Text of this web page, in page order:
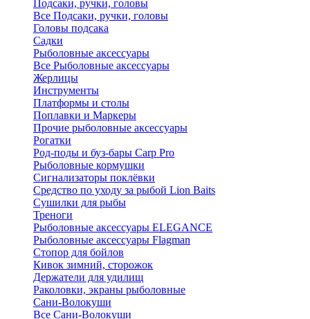
Подсаки, ручки, головы
Все Подсаки, ручки, головы
Головы подсака
Садки
Рыболовные аксессуары
Все Рыболовные аксессуары
Жерлицы
Инструменты
Платформы и столы
Поплавки и Маркеры
Прочие рыболовные аксессуары
Рогатки
Род-поды и буз-бары Carp Pro
Рыболовные кормушки
Сигнализаторы поклёвки
Средство по уходу за рыбой Lion Baits
Сушилки для рыбы
Треноги
Рыболовные аксессуары ELEGANCE
Рыболовные аксессуары Flagman
Стопор для бойлов
Кивок зимний, сторожок
Держатели для удилищ
Раколовки, экраны рыболовные
Сани-Волокуши
Все Сани-Волокуши